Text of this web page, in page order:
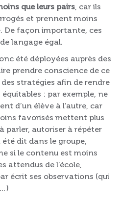
que leurs pairs , car ils
et prennent moins
De façon importante, ces
langage égal.
été déployées auprès des
prendre conscience de ce
stratégies afin de rendre
: par exemple, ne
d’un élève à l’autre, car
favorisés mettent plus
parler, autoriser à répéter
dit dans le groupe,
si le contenu est moins
attendus de l’école,
écrit ses observations (qui